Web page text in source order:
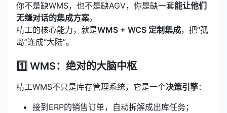
你不是缺WMS，也不是缺AGV，你是缺一套能让他们
无缝对话的集成方案。
精工的核心能力，就是WMS + WCS 定制集成，把“孤
岛”连成“大陆”。
1️⃣ WMS：绝对的大脑中枢
精工WMS不只是库存管理系统，它是一个决策引擎：
接到ERP的销售订单，自动拆解成出库任务；